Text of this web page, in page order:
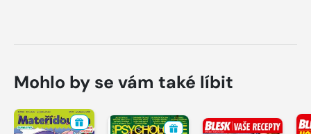
Mohlo by se vám také líbit